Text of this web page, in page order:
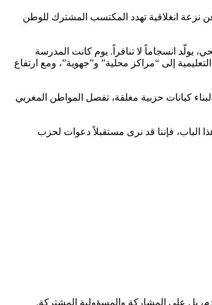
نزعة انغلاقية تهدد المكتسب المشترك للوطن
يولّد انسجاماً لا تنافراً. يوم كانت المدرسة
إلى “مراكز محلية” و”جهوية”، ومع ارتفاع
كيانات حزبية مغلقة، تفصل المواطن المغربي
الباب، فإننا قد نرى مستقبلاً دعوات لحزب
بل على المشاركة والمسؤولية المشتركة.